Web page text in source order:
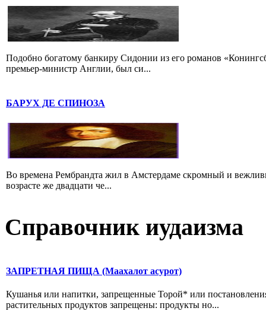
Подобно богатому банкиру Сидонии из его романов
премьер-министр Англии, был си...
БАРУХ ДЕ СПИНОЗА
Во времена Рембрандта жил в Амстердаме скромный и
возрасте же двадцати че...
Справочник иудаизма
ЗАПРЕТНАЯ ПИЩА (Маахалот асурот)
Кушанья или напитки, запрещенные Торой* или
растительных продуктов запрещены: продукты но...